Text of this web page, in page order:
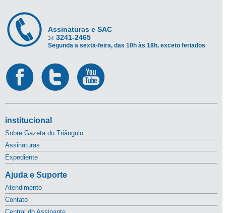
Assinaturas e SAC
34 3241-2465
Segunda a sexta-feira, das 10h às 18h, exceto feriados
institucional
Sobre Gazeta do Triângulo
Assinaturas
Expediente
Ajuda e Suporte
Atendimento
Contato